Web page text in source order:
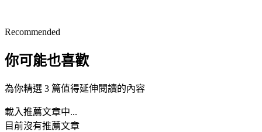
Recommended
你可能也喜歡
為你精選 3 篇值得延伸閱讀的內容
載入推薦文章中...
目前沒有推薦文章